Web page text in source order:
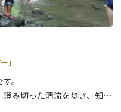
スで生まれ、欧州ではすで
アーです。
緩やかな雪道のサイクリン
絶景を満喫するツアーで
」
。
み切った清流を歩き、知ら